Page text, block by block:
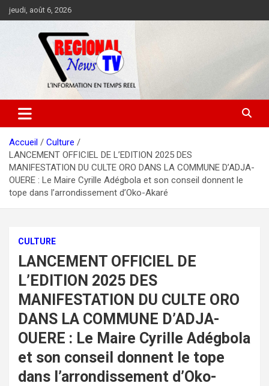
Aller
au
jeudi, août 6, 2026
Accueil
Culture
LANCEMENT OFFICIEL DE L’EDITION 2025 DES
MANIFESTATION DU CULTE ORO DANS LA COMMUNE D’ADJA-
OUERE : Le Maire Cyrille Adégbola et son conseil donnent le
tope dans l’arrondissement d’Oko-Akaré
CULTURE
LANCEMENT OFFICIEL DE
L’EDITION 2025 DES
MANIFESTATION DU CULTE ORO
DANS LA COMMUNE D’ADJA-
OUERE : Le Maire Cyrille Adégbola
et son conseil donnent le tope
dans l’arrondissement d’Oko-